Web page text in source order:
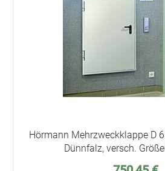
Hörmann Mehrzweckklappe D
Dünnfalz, versch.
Sonderpreis